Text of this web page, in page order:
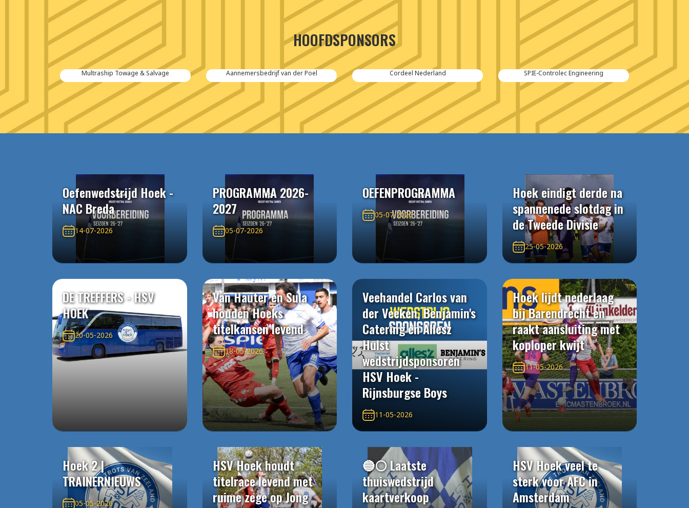
HOOFDSPONSORS
Multraship Towage & Salvage Aannemersbedrijf van der Poel Cordeel Nederland SPIE-Controlec Engineering
Oefenwedstrijd Hoek -
NAC Breda
14-07-2026
PROGRAMMA 2026-
2027
05-07-2026
OEFENPROGRAMMA
05-07-2026
Hoek eindigt derde na
spannenede slotdag in
de Tweede Divisie
25-05-2026
DE TREFFERS - HSV
HOEK
20-05-2026
Van Hauter en Sula
houden Hoeks
titelkansen levend
18-05-2026
Veehandel Carlos van
der Veeken, Benjamin's
Catering en Allesz
Hulst
wedstrijdsponsoren
HSV Hoek -
Rijnsburgse Boys
11-05-2026
Hoek lijdt nederlaag
bij Barendrecht en
raakt aansluiting met
koploper kwijt
11-05-2026
Hoek 2 |
TRAINERNIEUWS
05-05-2026
HSV Hoek houdt
titelrace levend met
ruime zege op Jong
🔵⚪️ Laatste
thuiswedstrijd
kaartverkoop
HSV Hoek veel te
sterk voor AFC in
Amsterdam